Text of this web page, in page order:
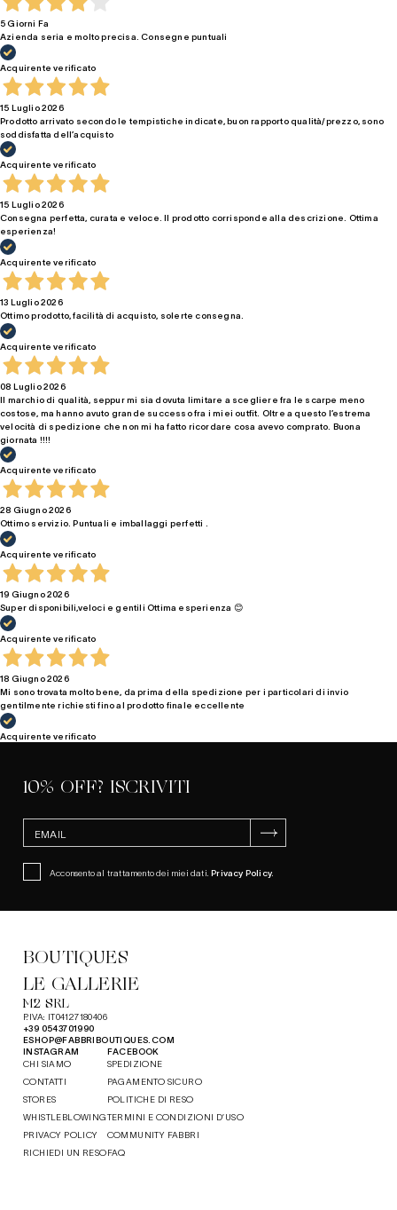
5 Giorni Fa
Azienda seria e molto precisa. Consegne puntuali
Acquirente verificato
15 Luglio 2026
Prodotto arrivato secondo le tempistiche indicate, buon rapporto qualità/prezzo, sono
soddisfatta dell’acquisto
Acquirente verificato
15 Luglio 2026
Consegna perfetta, curata e veloce. Il prodotto corrisponde alla descrizione. Ottima
esperienza!
Acquirente verificato
13 Luglio 2026
Ottimo prodotto, facilità di acquisto, solerte consegna.
Acquirente verificato
08 Luglio 2026
Il marchio di qualità, seppur mi sia dovuta limitare a scegliere fra le scarpe meno
costose, ma hanno avuto grande successo fra i miei outfit. Oltre a questo l’estrema
velocità di spedizione che non mi ha fatto ricordare cosa avevo comprato. Buona
giornata !!!!
Acquirente verificato
28 Giugno 2026
Ottimo servizio. Puntuali e imballaggi perfetti .
Acquirente verificato
19 Giugno 2026
Super disponibili,veloci e gentili Ottima esperienza 😊
Acquirente verificato
18 Giugno 2026
Mi sono trovata molto bene, da prima della spedizione per i particolari di invio
gentilmente richiesti fino al prodotto finale eccellente
Acquirente verificato
10% OFF? ISCRIVITI
Acconsento al trattamento dei miei dati.Privacy Policy
BOUTIQUES
LE GALLERIE
M2 SRL
P.IVA: IT04127180406
+39 0543701990
ESHOP@FABBRIBOUTIQUES.COM
INSTAGRAM
FACEBOOK
CHI SIAMO
CONTATTI
STORES
WHISTLEBLOWING
PRIVACY POLICY
RICHIEDI UN RESO
SPEDIZIONE
PAGAMENTO SICURO
POLITICHE DI RESO
TERMINI E CONDIZIONI D’USO
COMMUNITY FABBRI
FAQ